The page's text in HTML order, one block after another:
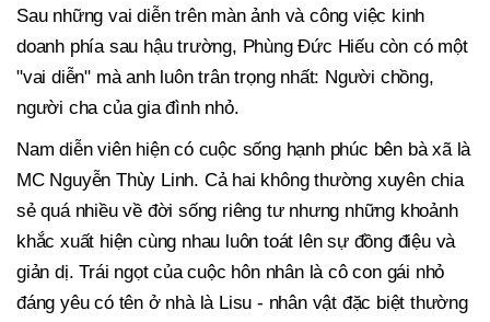
Sau những vai diễn trên màn ảnh và công việc kinh
doanh phía sau hậu trường, Phùng Đức Hiếu còn có một
"vai diễn" mà anh luôn trân trọng nhất: Người chồng,
người cha của gia đình nhỏ.
Nam diễn viên hiện có cuộc sống hạnh phúc bên bà xã là
MC Nguyễn Thùy Linh. Cả hai không thường xuyên chia
sẻ quá nhiều về đời sống riêng tư nhưng những khoảnh
khắc xuất hiện cùng nhau luôn toát lên sự đồng điệu và
giản dị. Trái ngọt của cuộc hôn nhân là cô con gái nhỏ
đáng yêu có tên ở nhà là Lisu - nhân vật đặc biệt thường